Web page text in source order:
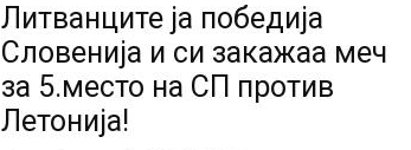
Литванците ја победија
Словенија и си закажаа меч
за 5.место на СП против
Летонија!